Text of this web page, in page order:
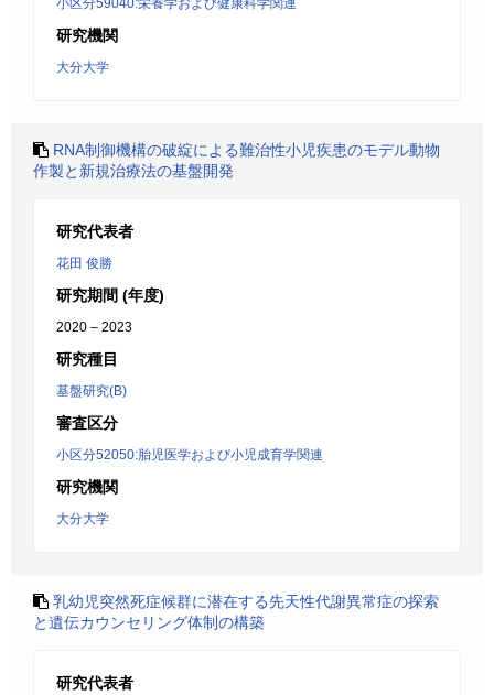
小区分59040:栄養学および健康科学関連
研究機関
大分大学
RNA制御機構の破綻による難治性小児疾患のモデル動物
作製と新規治療法の基盤開発
研究代表者
花田 俊勝
研究期間 (年度)
2020 – 2023
研究種目
基盤研究(B)
審査区分
小区分52050:胎児医学および小児成育学関連
研究機関
大分大学
乳幼児突然死症候群に潜在する先天性代謝異常症の探索
と遺伝カウンセリング体制の構築
研究代表者